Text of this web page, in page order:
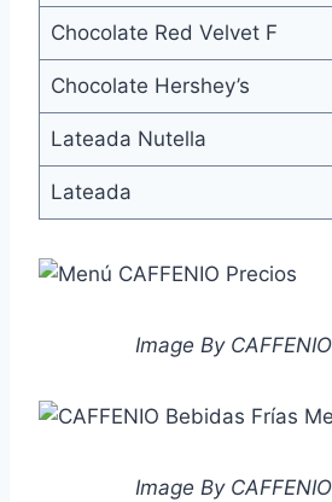
Chocolate Red Velvet F
Chocolate Hershey’s
Lateada Nutella
Lateada
Image By
Image By